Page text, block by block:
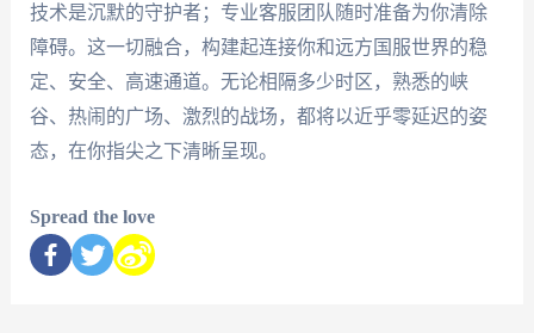
技术是沉默的守护者；专业客服团队随时准备为你清除
障碍。这一切融合，构建起连接你和远方国服世界的稳
定、安全、高速通道。无论相隔多少时区，熟悉的峡
谷、热闹的广场、激烈的战场，都将以近乎零延迟的姿
态，在你指尖之下清晰呈现。
Spread the love